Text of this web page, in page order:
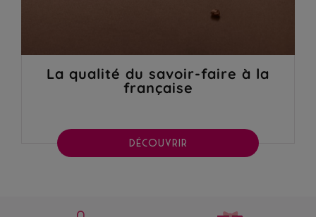
La qualité du savoir-faire à la
française
DÉCOUVRIR